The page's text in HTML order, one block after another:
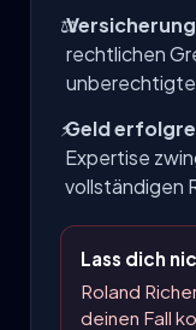
⚖️
rechtlichen
⚡Geld
Expertise
vollständigen
Lass dich
Roland
deinen Fall